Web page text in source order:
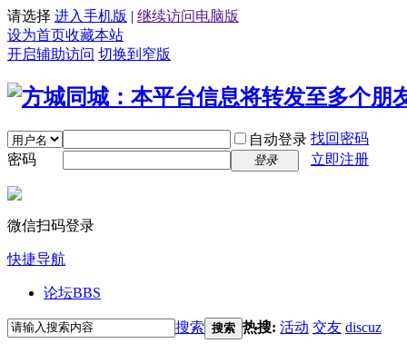
请选择 进入手机版 | 继续访问电脑版
设为首页收藏本站
开启辅助访问 切换到窄版
自动登录 找回密码
密码
登录 立即注册
微信扫码登录
快捷导航
论坛BBS
搜索 搜索 热搜: 活动 交友 discuz